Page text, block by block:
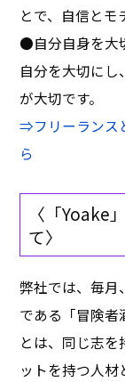
とで、自信とモ
●自分自身を大
自分を大切にし
が大切です。
⇒フリーランス
ら
〈「Yoake
て〉
弊社では、毎月
である「冒険者
とは、同じ志
ットを持つ人